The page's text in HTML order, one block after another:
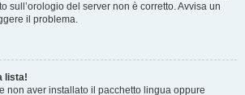
sull’orologio del server non è corretto. Avvisa un
il problema.
lista!
non aver installato il pacchetto lingua oppure